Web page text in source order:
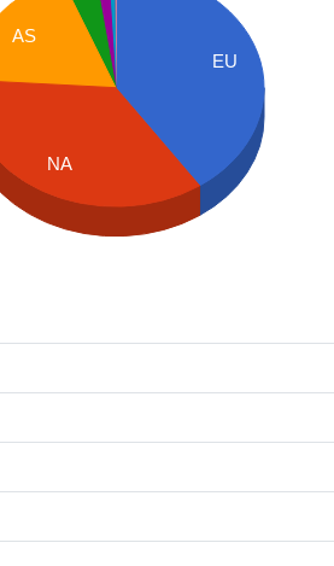
EU
AS
NA